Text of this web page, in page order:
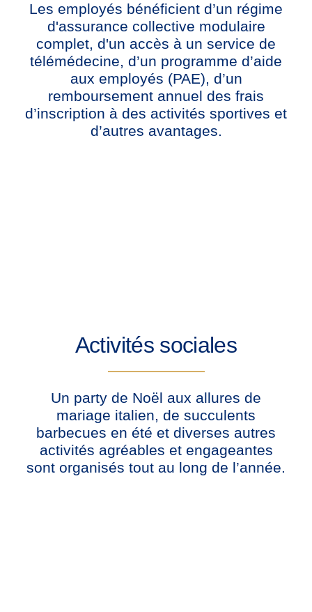
Les employés bénéficient d’un régime
d'assurance collective modulaire
complet, d'un accès à un service de
télémédecine, d’un programme d’aide
aux employés (PAE), d’un
remboursement annuel des frais
d’inscription à des activités sportives et
d’autres avantages.
Activités sociales
Un party de Noël aux allures de
mariage italien, de succulents
barbecues en été et diverses autres
activités agréables et engageantes
sont organisés tout au long de l’année.